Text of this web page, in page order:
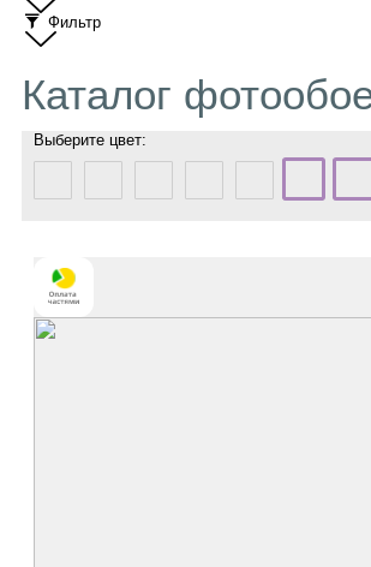
Фильтр
Каталог
Выберите цвет: